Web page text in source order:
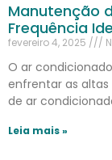
Manutenção
Frequência
fevereiro 4, 2025
O ar
enfrentar as
de ar
Leia mais »